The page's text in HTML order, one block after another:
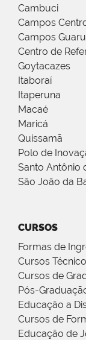
Cambuci
Campos
Campos
Centro de
Goytacazes
Itaboraí
Itaperuna
Macaé
Maricá
Quissamã
Polo de
Santo Antônio
São João da
CURSOS
Formas de
Cursos
Cursos de
Pós-
Educação a
Cursos de
Educação de